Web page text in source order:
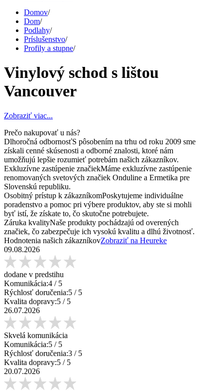
Domov/
Dom/
Podlahy/
Príslušenstvo/
Profily a stupne/
Vinylový schod s lištou
Vancouver
Zobraziť viac...
Prečo nakupovať u nás?
Dlhoročná odbornosťS pôsobením na trhu od roku 2009 sme
získali cenné skúsenosti a odborné znalosti, ktoré nám
umožňujú lepšie rozumieť potrebám našich zákazníkov.
Exkluzívne zastúpenie značiekMáme exkluzívne zastúpenie
renomovaných svetových značiek Onduline a Ermetika pre
Slovenskú republiku.
Osobitný prístup k zákazníkomPoskytujeme individuálne
poradenstvo a pomoc pri výbere produktov, aby ste si mohli
byť istí, že získate to, čo skutočne potrebujete.
Záruka kvalityNaše produkty pochádzajú od overených
značiek, čo zabezpečuje ich vysokú kvalitu a dlhú životnosť.
Hodnotenia našich zákazníkovZobraziť na Heureke
09.08.2026
dodane v predstihu
Komunikácia:4 / 5
Rýchlosť doručenia:5 / 5
Kvalita dopravy:5 / 5
26.07.2026
Skvelá komunikácia
Komunikácia:5 / 5
Rýchlosť doručenia:3 / 5
Kvalita dopravy:5 / 5
20.07.2026